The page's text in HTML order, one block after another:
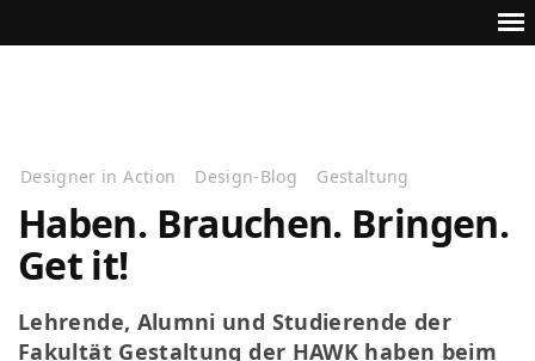
Designer in Action Design-Blog Gestaltung
Haben. Brauchen. Bringen.
Get it!
Lehrende, Alumni und Studierende der
Fakultät Gestaltung der HAWK haben beim